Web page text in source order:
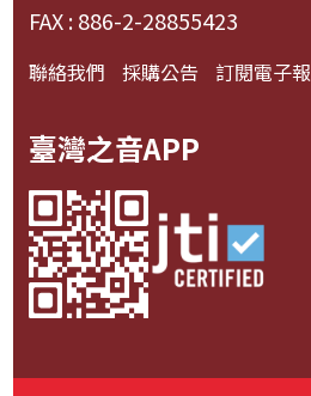
FAX : 886-2-28855423
聯絡我們 採購公告 訂閱電子報
臺灣之音APP